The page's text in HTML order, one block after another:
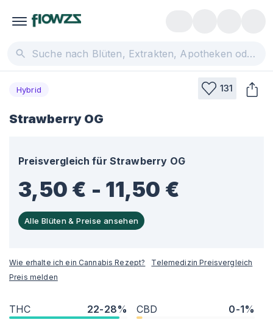
Hybrid 131
Strawberry OG
Preisvergleich für Strawberry OG
3,50 € - 11,50 €
Alle Blüten & Preise ansehen
Wie erhalte ich ein Cannabis Rezept?
Telemedizin Preisvergleich
Preis melden
THC 22-28% CBD 0-1%